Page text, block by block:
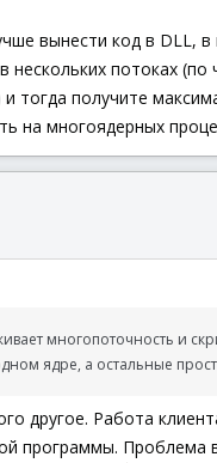
вынести код в DLL, в
нескольких потоках (по
тогда получите
на многоядерных
многопоточность и
ядре, а остальные
другое. Работа
программы. Проблема